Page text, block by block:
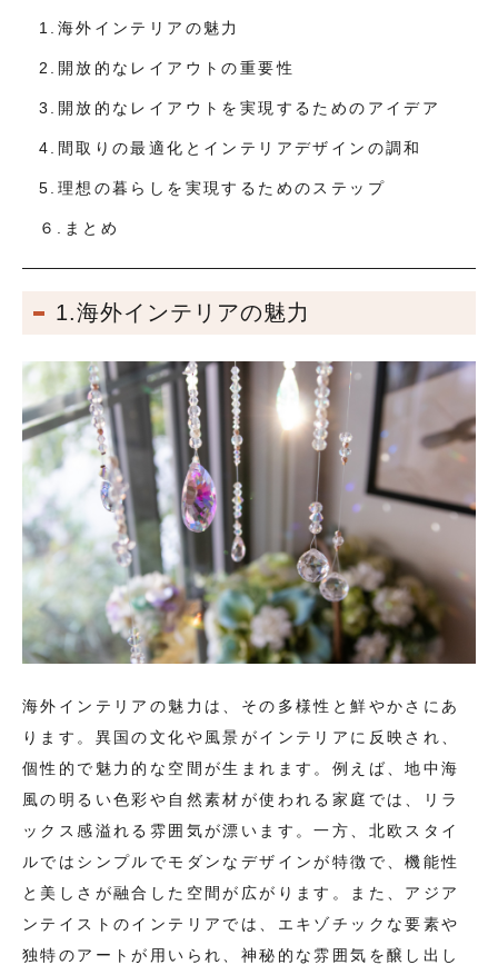
1.海外インテリアの魅力
2.開放的なレイアウトの重要性
3.開放的なレイアウトを実現するためのアイデア
4.間取りの最適化とインテリアデザインの調和
5.理想の暮らしを実現するためのステップ
６.まとめ
1.海外インテリアの魅力
海外インテリアの魅力は、その多様性と鮮やかさにあ
ります。異国の文化や風景がインテリアに反映され、
個性的で魅力的な空間が生まれます。例えば、地中海
風の明るい色彩や自然素材が使われる家庭では、リラ
ックス感溢れる雰囲気が漂います。一方、北欧スタイ
ルではシンプルでモダンなデザインが特徴で、機能性
と美しさが融合した空間が広がります。また、アジア
ンテイストのインテリアでは、エキゾチックな要素や
独特のアートが用いられ、神秘的な雰囲気を醸し出し